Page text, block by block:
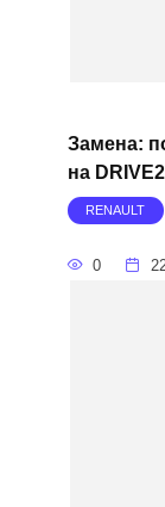
Замена:
на DRIVE2
RENAULT
0